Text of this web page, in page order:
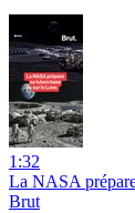
1:32
La NASA
Brut